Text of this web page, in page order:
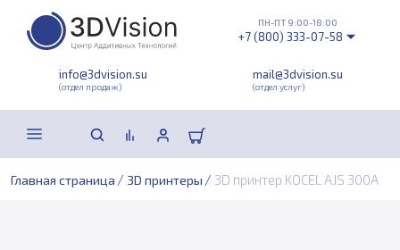
info@3dvision.su
(отдел продаж)
mail@3dvision.su
(отдел услуг)
ПН-ПТ 9:00-18:00
+7 (800) 333-07-58
Главная страница / 3D принтеры / 3D принтер KOCEL AJS 300A